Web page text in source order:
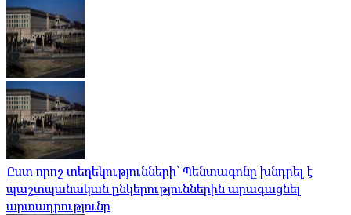
Ըստ որոշ տեղեկությունների՝ Պենտագոնը խնդրել է
պաշտպանական ընկերություններին արագացնել
արտադրությունը